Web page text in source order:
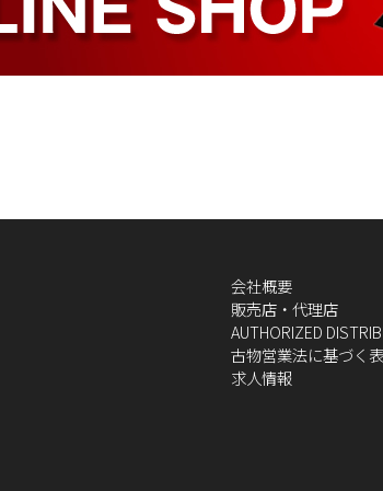
会社概要
販売店・代理店
AUTHORIZED
古物営業法に基づく
求人情報